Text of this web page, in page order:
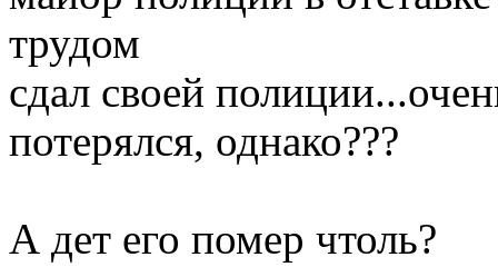
трудом
сдал своей
потерялся, однако???
А дет его помер чтоль?